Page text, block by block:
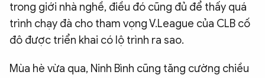
trong giới nhà nghề, điều đó cũng đủ để thấy quá
trình chạy đà cho tham vọng V.League của CLB cố
đô được triển khai có lộ trình ra sao.
Mùa hè vừa qua, Ninh Bình cũng tăng cường chiều